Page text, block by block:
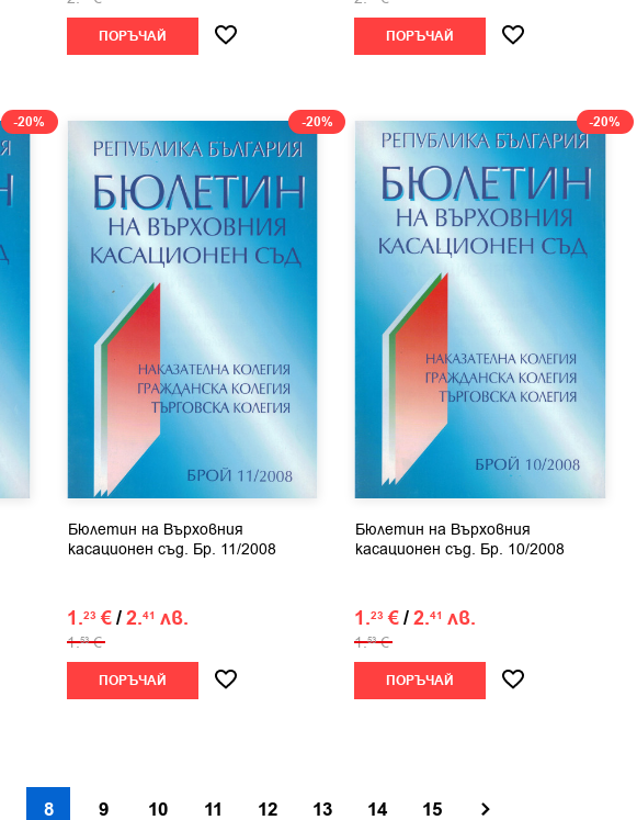
ПОРЪЧАЙ ПОРЪЧАЙ
-20% -20%
Бюлетин на Върховния
касационен съд. Бр. 11/2008
1.23 €/2.41 лв.
1.53 €
ПОРЪЧАЙ
-20%
Бюлетин на Върховния
касационен съд. Бр. 10/2008
1.23 €/2.41 лв.
1.53 €
ПОРЪЧАЙ
8 9 10 11 12 13 14 15